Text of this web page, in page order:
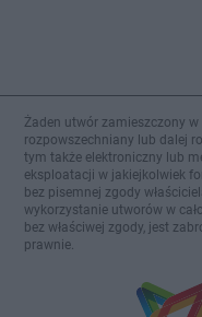
Żaden utwór zamieszczony
rozpowszechniany lub dalej
tym także elektroniczny lub
eksploatacji w jakiejkolwiek
bez pisemnej zgody
wykorzystanie utworów w
bez właściwej zgody, jest
prawnie.